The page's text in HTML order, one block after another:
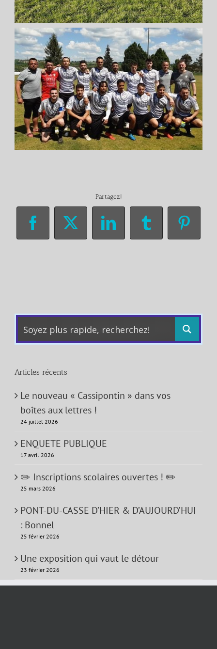
Partagez!
Facebook
X LinkedInTumblr
Articles récents
Le nouveau « Cassipontin » dans vos
boîtes aux lettres !
24 juillet 2026
ENQUETE PUBLIQUE
17 avril 2026
✏️ Inscriptions scolaires ouvertes ! ✏️
25 mars 2026
PONT-DU-CASSE D’HIER & D’AUJOURD’HUI
: Bonnel
25 février 2026
Une exposition qui vaut le détour
23 février 2026